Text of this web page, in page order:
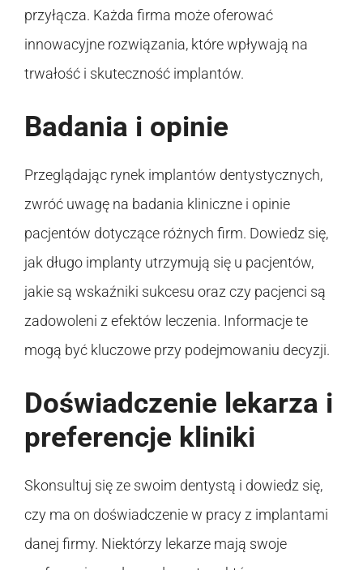
przyłącza. Każda firma może oferować
innowacyjne rozwiązania, które wpływają na
trwałość i skuteczność implantów.
Badania i opinie
Przeglądając rynek implantów dentystycznych,
zwróć uwagę na badania kliniczne i opinie
pacjentów dotyczące różnych firm. Dowiedz się,
jak długo implanty utrzymują się u pacjentów,
jakie są wskaźniki sukcesu oraz czy pacjenci są
zadowoleni z efektów leczenia. Informacje te
mogą być kluczowe przy podejmowaniu decyzji.
Doświadczenie lekarza i
preferencje kliniki
Skonsultuj się ze swoim dentystą i dowiedz się,
czy ma on doświadczenie w pracy z implantami
danej firmy. Niektórzy lekarze mają swoje